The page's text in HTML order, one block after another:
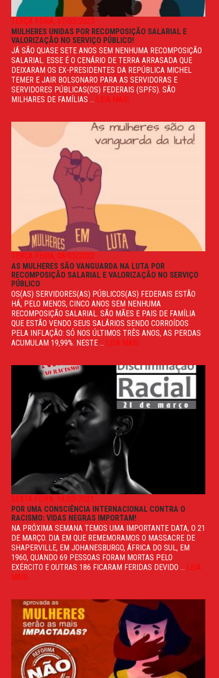
TERÇA-FEIRA, 07/03/2023
MULHERES UNIDAS POR RECOMPOSIÇÃO SALARIAL E
VALORIZAÇÃO NO SERVIÇO PÚBLICO!
JÁ SÃO QUASE SETE ANOS SEM NENHUMA RECOMPOSIÇÃO
SALARIAL. ESSE É O CENÁRIO DE TERRA ARRASADA QUE
DEIXARAM OS EX-PRESIDENTES DA REPÚBLICA MICHEL
TEMER E JAIR BOLSONARO PARA AS SERVIDORAS E
SERVIDORES PÚBLICAS(OS) FEDERAIS (SPFS). SÃO
MILHARES DE FAMÍLIAS ... LEIA MAIS
TERÇA-FEIRA, 08/03/2022
AS MULHERES SÃO VANGUARDA NA LUTA POR
RECOMPOSIÇÃO SALARIAL E VALORIZAÇÃO NO SERVIÇO
PÚBLICO
OS(AS) SERVIDORES(AS) PÚBLICOS(AS) FEDERAIS ESTÃO
HÁ, PELO MENOS, CINCO ANOS SEM NENHUMA
RECOMPOSIÇÃO SALARIAL. SÃO MÃES E PAIS DE FAMÍLIA
QUE ESTÃO VENDO SEUS SALÁRIOS SENDO CORROÍDOS
PELA INFLAÇÃO: SÓ NOS ÚLTIMOS TRÊS ANOS, AS PERDAS
ACUMULAM 19,99%. NESTE ... LEIA MAIS
SEXTA-FEIRA, 19/03/2021
POR UMA CONSCIÊNCIA INTERNACIONAL CONTRA O
RACISMO: VIDAS NEGRAS IMPORTAM!
NA PRÓXIMA SEMANA TEMOS UMA IMPORTANTE DATA, O 21
DE MARÇO. DIA EM QUE REMEMORAMOS O MASSACRE DE
SHAPERVILLE, EM JOHANESBURGO, ÁFRICA DO SUL, EM
1960, QUANDO 69 PESSOAS FORAM MORTAS PELO
EXÉRCITO E OUTRAS 186 FICARAM FERIDAS DEVIDO ... LEIA
MAIS